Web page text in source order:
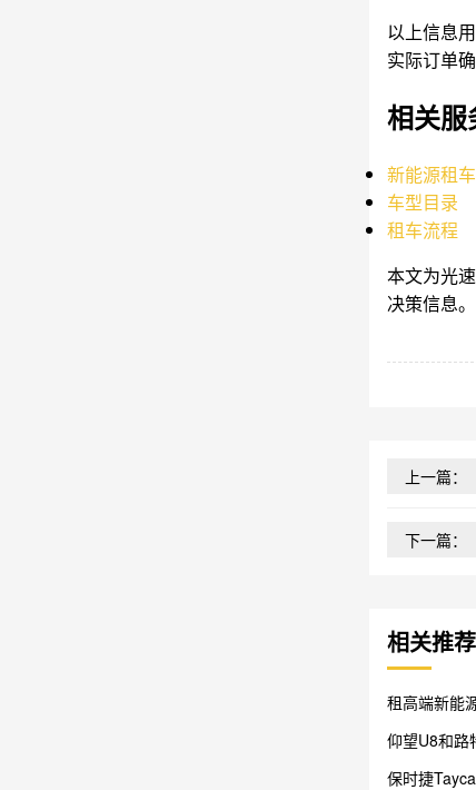
以上信息
实际订单确
相关服
新能源租车
车型目录
租车流程
本文为光
决策信息。
上一篇：
下一篇：
相关推荐
租高端新能
仰望U8和路
保时捷